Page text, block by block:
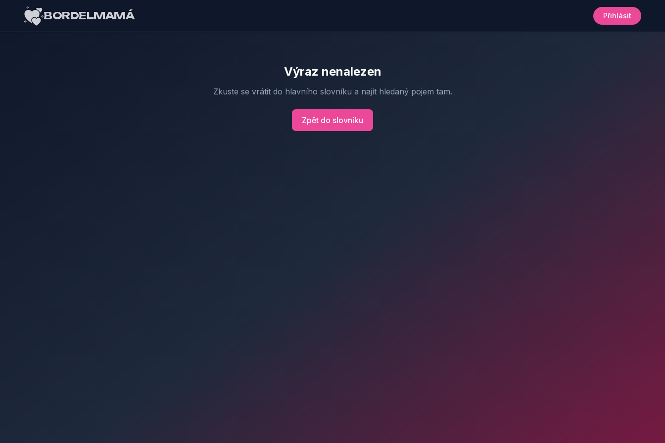
BORDELMAMÁ Přihlásit
Výraz nenalezen
Zkuste se vrátit do hlavního slovníku a najít hledaný pojem tam.
Zpět do slovníku